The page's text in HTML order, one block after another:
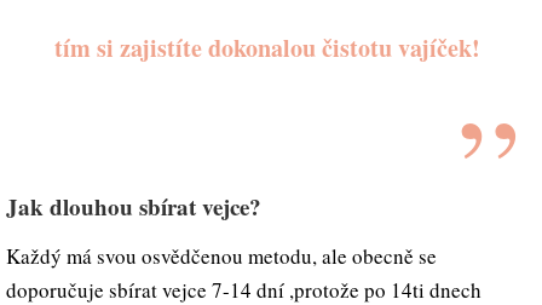
tím si zajistíte dokonalou čistotu vajíček!
Jak dlouhou sbírat vejce?
Každý má svou osvědčenou metodu, ale obecně se
doporučuje sbírat vejce 7-14 dní ,protože po 14ti dnech